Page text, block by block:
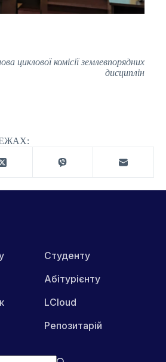
циклової комісії землевпорядних
дисциплін
Студенту
Абітурієнту
LCloud
Репозитарій